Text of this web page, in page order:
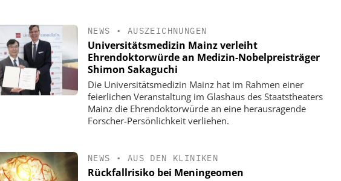
NEWS • AUSZEICHNUNGEN
Universitätsmedizin Mainz verleiht
Ehrendoktorwürde an Medizin-Nobelpreisträger
Shimon Sakaguchi
Die Universitätsmedizin Mainz hat im Rahmen einer
feierlichen Veranstaltung im Glashaus des Staatstheaters
Mainz die Ehrendoktorwürde an eine herausragende
Forscher-Persönlichkeit verliehen.
NEWS • AUS DEN KLINIKEN
Rückfallrisiko bei Meningeomen
EASY SOFTWARE AG
Digitalisierung im
Von digitaler
Ordnung zur KI-fähigen Steuerung
EASY SOFTWARE AG
Digitalisierung im
Personalmanagement: Von digitaler
Ordnung zur KI-fähigen Steuerung